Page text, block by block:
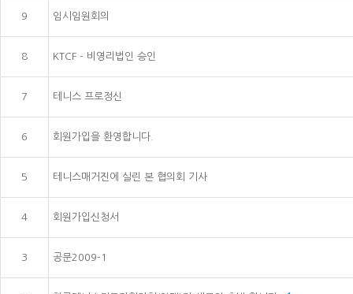
9 임시임원회의
8 KTCF - 비영리법인 승인
7 테니스 프로정신
6 회원가입을 환영합니다.
5 테니스매거진에 실린 본 협의회 기사
4 회원가입신청서
3 공문2009-1